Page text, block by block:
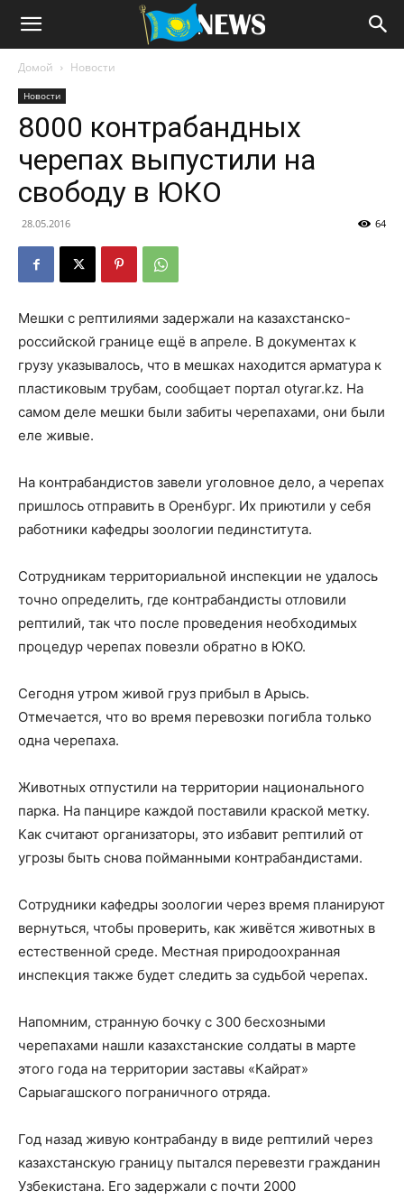
Домой Новости
Новости
8000 контрабандных
черепах выпустили на
свободу в ЮКО
28.05.2016 64
Мешки с рептилиями задержали на казахстанско-
российской границе ещё в апреле. В документах к
грузу указывалось, что в мешках находится арматура к
пластиковым трубам, сообщает портал otyrar.kz. На
самом деле мешки были забиты черепахами, они были
еле живые.
На контрабандистов завели уголовное дело, а черепах
пришлось отправить в Оренбург. Их приютили у себя
работники кафедры зоологии пединститута.
Сотрудникам территориальной инспекции не удалось
точно определить, где контрабандисты отловили
рептилий, так что после проведения необходимых
процедур черепах повезли обратно в ЮКО.
Сегодня утром живой груз прибыл в Арысь.
Отмечается, что во время перевозки погибла только
одна черепаха.
Животных отпустили на территории национального
парка. На панцире каждой поставили краской метку.
Как считают организаторы, это избавит рептилий от
угрозы быть снова пойманными контрабандистами.
Сотрудники кафедры зоологии через время планируют
вернуться, чтобы проверить, как живётся животных в
естественной среде. Местная природоохранная
инспекция также будет следить за судьбой черепах.
Напомним, странную бочку с 300 бесхозными
черепахами нашли казахстанские солдаты в марте
этого года на территории заставы «Кайрат»
Сарыагашского пограничного отряда.
Год назад живую контрабанду в виде рептилий через
казахстанскую границу пытался перевезти гражданин
Узбекистана. Его задержали с почти 2000